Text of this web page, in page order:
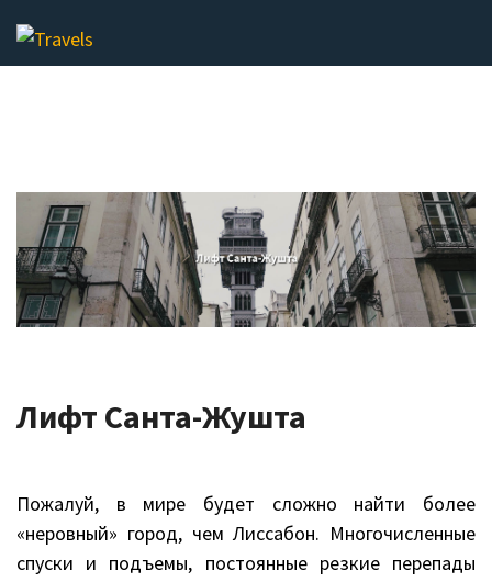
Лифт Санта-Жушта
Пожалуй, в мире будет сложно найти более
«неровный» город, чем Лиссабон. Многочисленные
спуски и подъемы, постоянные резкие перепады
ПОИСК